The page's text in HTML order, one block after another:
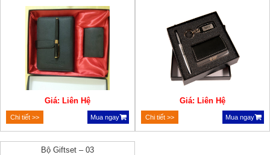
Giá: Liên Hệ
Chi tiết >> Mua ngay
Giá: Liên Hệ
Chi tiết >> Mua ngay
Bộ Giftset – 03